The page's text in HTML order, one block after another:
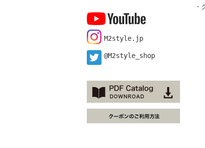
M2style.jp
@M2style_shop
・